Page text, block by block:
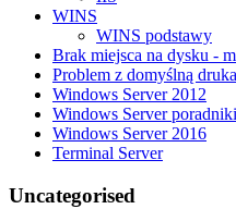
WINS
WINS podstawy
Brak miejsca na dysku -
Problem z domyślną
Windows Server 2012
Windows Server poradniki
Windows Server 2016
Terminal Server
Uncategorised